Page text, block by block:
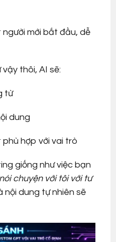
người mới bắt đầu, dễ
thôi, AI sẽ:
từ
dung
hợp với vai trò
giống như việc bạn
chuyện với tôi với tư
nội dung tự nhiên sẽ